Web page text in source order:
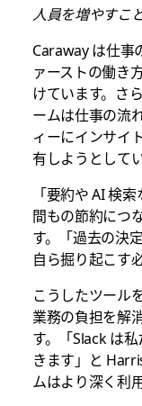
人員を増やすこ
Caraway は仕事
ァーストの働き
けています。さ
ームは仕事の流
ィーにインサイ
有しようとしてい
「要約や AI 検
間もの節約につ
す。「過去の決
自ら掘り起こす
こうしたツール
業務の負担を解
す。「Slack は
きます」と
ムはより深く利